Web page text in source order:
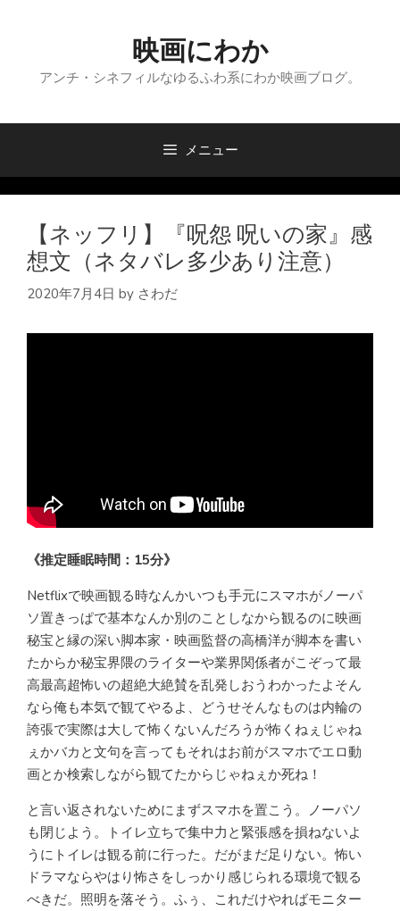
へ
映画にわか
アンチ・シネフィルなゆるふわ系にわか映画ブログ。
メニュー
【ネッフリ】『呪怨 呪いの家』感
想文（ネタバレ多少あり注意）
2020年7月4日 by さわだ
《推定睡眠時間：15分》
Netflixで映画観る時なんかいつも手元にスマホがノーパ
ソ置きっぱで基本なんか別のことしなから観るのに映画
秘宝と縁の深い脚本家・映画監督の高橋洋が脚本を書い
たからか秘宝界隈のライターや業界関係者がこぞって最
高最高超怖いの超絶大絶賛を乱発しおうわかったよそん
なら俺も本気で観てやるよ、どうせそんなものは内輪の
誇張で実際は大して怖くないんだろうが怖くねぇじゃね
ぇかバカと文句を言ってもそれはお前がスマホでエロ動
画とか検索しながら観てたからじゃねぇか死ね！
と言い返されないためにまずスマホを置こう。ノーパソ
も閉じよう。トイレ立ちで集中力と緊張感を損ねないよ
うにトイレは観る前に行った。だがまだ足りない。怖い
ドラマならやはり怖さをしっかり感じられる環境で観る
べきだ。照明を落そう。ふぅ、これだけやればモニター